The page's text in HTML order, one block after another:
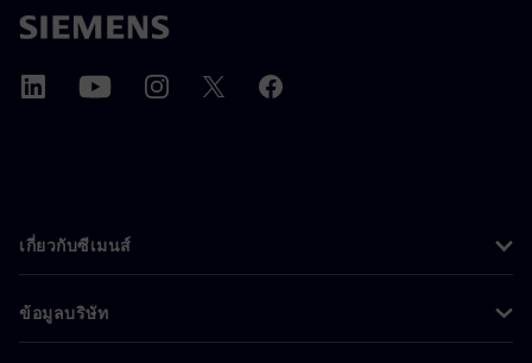
เกี่ยวกับซีเมนส์
ข้อมูลบริษัท